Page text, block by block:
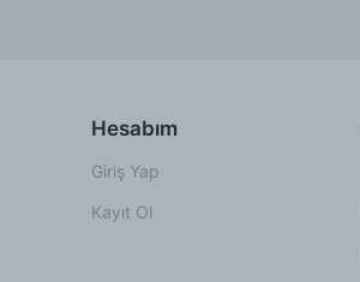
Hesabım
Giriş Yap
Kayıt Ol